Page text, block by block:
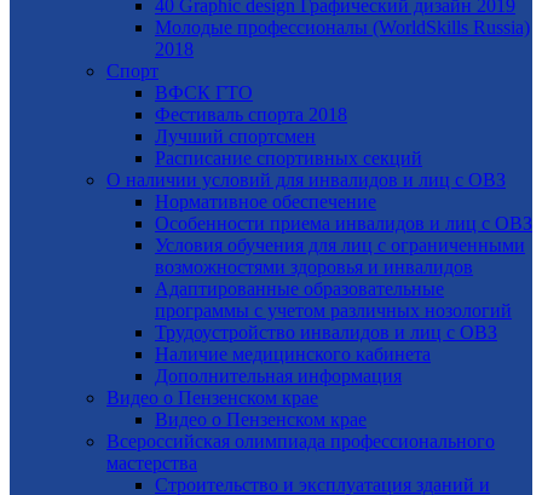
40 Graphic design Графический дизайн 2019
Молодые профессионалы (WorldSkills Russia)
2018
Спорт
ВФСК ГТО
Фестиваль спорта 2018
Лучший спортсмен
Расписание спортивных секций
О наличии условий для инвалидов и лиц с ОВЗ
Нормативное обеспечение
Особенности приема инвалидов и лиц с ОВЗ
Условия обучения для лиц с ограниченными
возможностями здоровья и инвалидов
Адаптированные образовательные
программы с учетом различных нозологий
Трудоустройство инвалидов и лиц с ОВЗ
Наличие медицинского кабинета
Дополнительная информация
Видео о Пензенском крае
Видео о Пензенском крае
Всероссийская олимпиада профессионального
мастерства
Строительство и эксплуатация зданий и